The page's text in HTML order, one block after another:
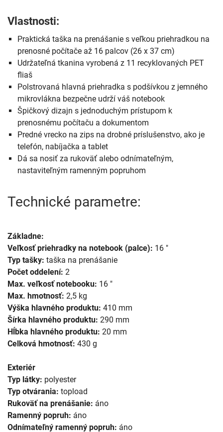
Vlastnosti:
Praktická taška na prenášanie s veľkou priehradkou na
prenosné počítače až 16 palcov (26 x 37 cm)
Udržateľná tkanina vyrobená z 11 recyklovaných PET
fliaš
Polstrovaná hlavná priehradka s podšívkou z jemného
mikrovlákna bezpečne udrží váš notebook
Špičkový dizajn s jednoduchým prístupom k
prenosnému počítaču a dokumentom
Predné vrecko na zips na drobné príslušenstvo, ako je
telefón, nabíjačka a tablet
Dá sa nosiť za rukoväť alebo odnímateľným,
nastaviteľným ramenným popruhom
Technické parametre:
Základne:
Veľkosť priehradky na notebook (palce): 16 "
Typ tašky: taška na prenášanie
Počet oddelení: 2
Max. veľkosť notebooku: 16 "
Max. hmotnosť: 2,5 kg
Výška hlavného produktu: 410 mm
Šírka hlavného produktu: 290 mm
Hĺbka hlavného produktu: 20 mm
Celková hmotnosť: 430 g
Exteriér
Typ látky: polyester
Typ otvárania: topload
Rukoväť na prenášanie: áno
Ramenný popruh: áno
Odnímateľný ramenný popruh: áno